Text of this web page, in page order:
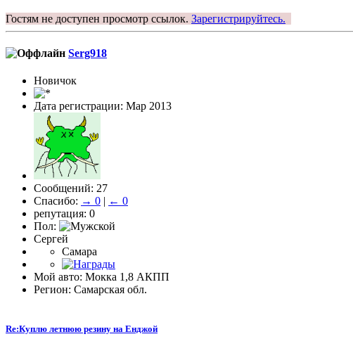
Гостям не доступен просмотр ссылок. Зарегистрируйтесь.
Serg918
Новичок
Дата регистрации: Мар 2013
Сообщений: 27
Спасибо: → 0 | ← 0
репутация: 0
Пол:
Сергей
Самара
Мой авто: Мокка 1,8 АКПП
Регион: Самарская обл.
Re:Куплю летнюю резину на Енджой